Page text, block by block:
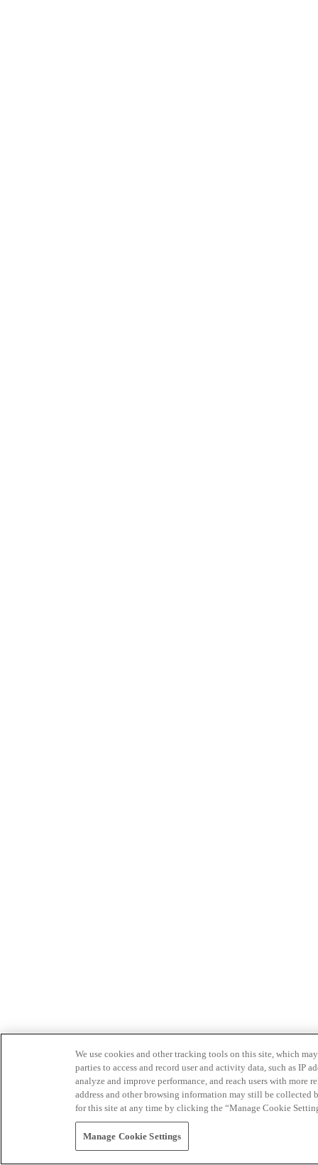
We use cookies and other tracking tools on this site, which
parties to access and record user and activity data, such as IP
analyze and improve performance, and reach users with
address and other browsing information may still be collected
for this site at any time by clicking the “Manage Cookie
Manage Cookie Settings